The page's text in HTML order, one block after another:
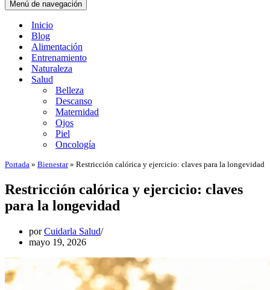
Menú de navegación
Inicio
Blog
Alimentación
Entrenamiento
Naturaleza
Salud
Belleza
Descanso
Maternidad
Ojos
Piel
Oncología
Portada » Bienestar» Restricción calórica y ejercicio: claves para la longevidad
Restricción calórica y ejercicio: claves
para la longevidad
porCuidarla Salud
mayo 19, 2026